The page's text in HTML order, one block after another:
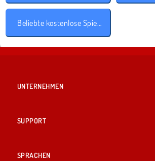
Beliebte kostenlose Spiele
UNTERNEHMEN
SUPPORT
SPRACHEN